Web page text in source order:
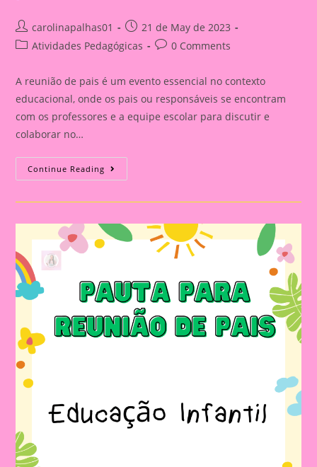
Post
author:
carolinapalhas01
Post
published:
21 de May de 2023
PostAtividades Pedagógicas
Post0 Comments
A reunião de pais é um evento essencial no contexto
educacional, onde os pais ou responsáveis se encontram
com os professores e a equipe escolar para discutir e
colaborar no…
Continue Reading Lembrancinha
Para